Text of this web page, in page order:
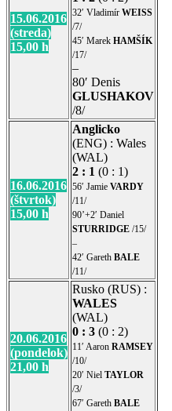
15.06.2016
(streda)
15,00 h
32′ Vladimír WEISS
/7/
45′ Marek HAMŠÍK
/17/
–
80′ Denis
GLUSHAKOV
/8/
16.06.2016
(štvrtok)
15,00 h
Anglicko
(ENG) : Wales
(WAL)
2 : 1 (0 : 1)
56′ Jamie VARDY
/11/
90’+2′ Daniel
STURRIDGE /15/
–
42′ Gareth BALE
/11/
20.06.2016
(pondelok)
21,00 h
Rusko (RUS) :
WALES
(WAL)
0 : 3 (0 : 2)
11′ Aaron RAMSEY
/10/
20′ Niel TAYLOR
/3/
67′ Gareth BALE